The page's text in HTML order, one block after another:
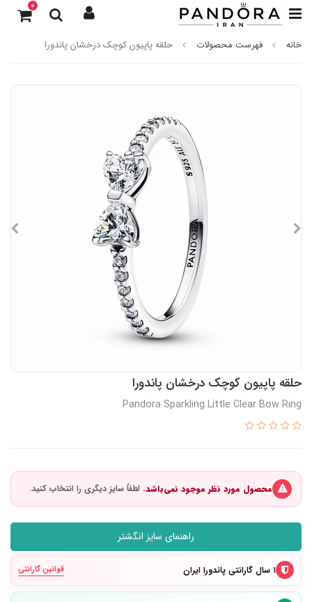
0
خانه فهرست محصولات حلقه پاپیون کوچک درخشان پاندورا
حلقه پاپیون کوچک درخشان پاندورا
Pandora Sparkling Little Clear Bow Ring
محصول مورد نظر موجود نمی‌باشد.
راهنمای سایز انگشتر
۱ سال گارانتی پاندورا ایران قوانین گارانتی